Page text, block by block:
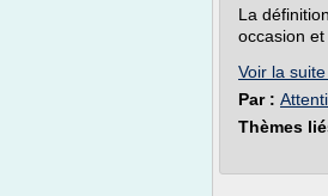
La
occasion
Voir la suite
Par :
Thèmes